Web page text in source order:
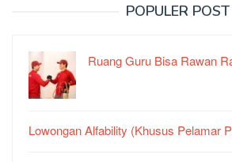
POPULER POST
Ruang Guru Bisa Rawan
Lowongan Alfability (Khusus Pelamar